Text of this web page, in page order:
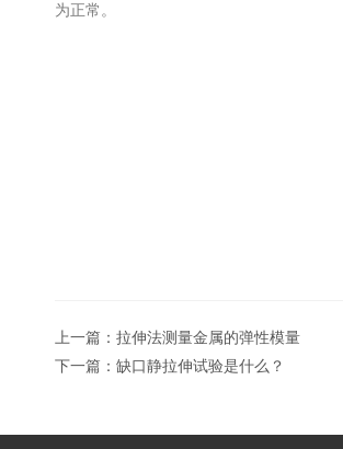
为正常。
上一篇： 拉伸法测量金属的弹性模量
下一篇： 缺口静拉伸试验是什么？